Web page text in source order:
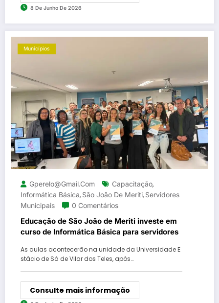
8 De Junho De 2026
Municípios
Gperelo@gmail.com Capacitação,
Informática Básica, São João De Meriti, Servidores
Municipais
0 Comentários
Educação de São João de Meriti investe em
curso de Informática Básica para servidores
As aulas acontecerão na unidade da Universidade E
stácio de Sá de Vilar dos Teles, após…
Consulte mais informação